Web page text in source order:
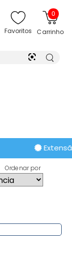
Favoritos
0
Carrinho
Ordenar por